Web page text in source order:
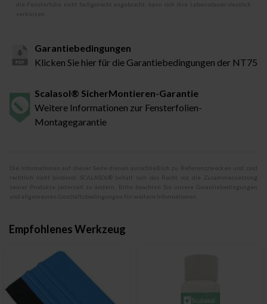
die Fensterfolie nicht fachgerecht angebracht, kann sich ihre Lebensdauer deutlich
verkürzen.
Garantiebedingungen
Klicken Sie hier für die Garantiebedingungen der NT75
Scalasol® SicherMontieren-Garantie
Weitere Informationen zur Fensterfolien-
Montagegarantie
Die Informationen auf dieser Seite dienen ausschließlich zu Referenzzwecken und sind
rechtlich nicht bindend. SCALASOL® behält sich das Recht vor, die Zusammensetzung
seiner Produkte jederzeit zu ändern. Bitte beachten Sie unsere Garantiebedingungen
und allgemeinen Geschäftsbedingungen für weitere Informationen.
Empfohlenes Werkzeug